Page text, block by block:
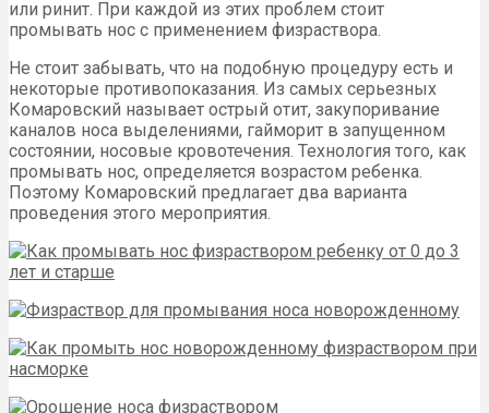
или ринит. При каждой из этих проблем стоит
промывать нос с применением физраствора.
Не стоит забывать, что на подобную процедуру есть и
некоторые противопоказания. Из самых серьезных
Комаровский называет острый отит, закупоривание
каналов носа выделениями, гайморит в запущенном
состоянии, носовые кровотечения. Технология того, как
промывать нос, определяется возрастом ребенка.
Поэтому Комаровский предлагает два варианта
проведения этого мероприятия.